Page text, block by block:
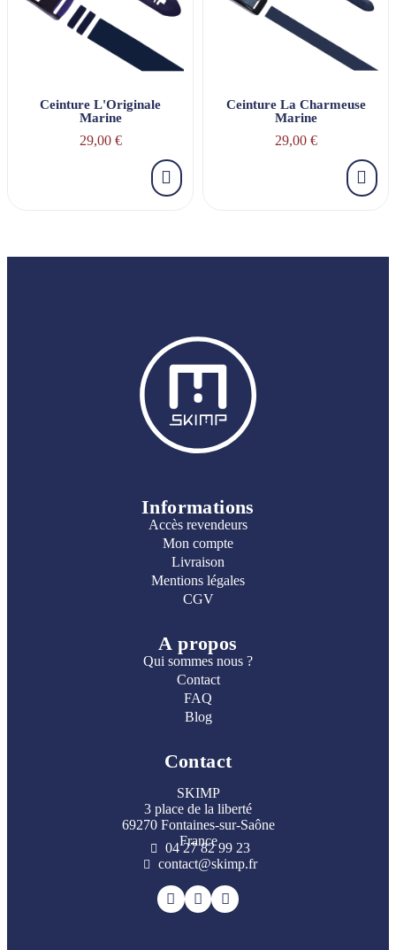
Ceinture L'Originale
Marine
29,00 €
Ceinture La Charmeuse
Marine
29,00 €
Informations
Accès revendeurs
Mon compte
Livraison
Mentions légales
CGV
A propos
Qui sommes nous ?
Contact
FAQ
Blog
Contact
SKIMP
3 place de la liberté
69270 Fontaines-sur-Saône
France
04 27 82 99 23
contact@skimp.fr